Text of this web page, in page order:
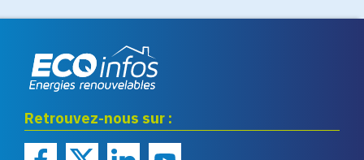
renouvelables
Retrouvez-nous sur :